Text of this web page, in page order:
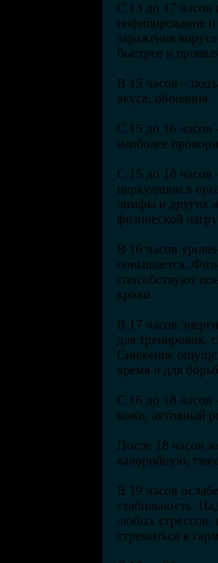
С 13 до 17 часов
инфицирование и
заражения
быстрее и
В 15 часов –
вкуса, обоняния.
С 15 до 16 часов
наиболее
С 15 до 18 часов
циркуляции в
лимфы и других
физической
В 16 часов
повышается.
способствуют
крови.
В 17 часов
для тренировок,
Снижение
время и для
С 16 до 18 часов
кожи, активный
После 18 часов
калорийную,
В 19 часов
стабильность.
любых стрессов,
стремиться к